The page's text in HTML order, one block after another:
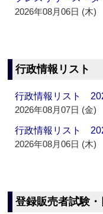
2026年08月06日 (木)
行政情報リスト
行政情報リスト
2026年08月07日 (金)
行政情報リスト
2026年08月06日 (木)
登録販売者試験